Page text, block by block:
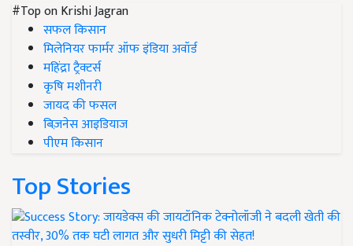
#Top on Krishi Jagran
सफल किसान
मिलेनियर फार्मर ऑफ इंडिया अवॉर्ड
महिंद्रा ट्रैक्टर्स
कृषि मशीनरी
जायद की फसल
बिज़नेस आइडियाज
पीएम किसान
Top Stories